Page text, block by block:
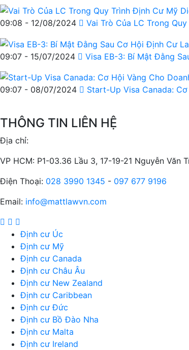
09:08 - 12/08/2024 Vai Trò Của LC Trong
09:07 - 15/07/2024 Visa EB-3: Bí Mật Đằng
09:07 - 08/07/2024 Start-Up Visa Canada:
THÔNG TIN LIÊN HỆ
Địa chỉ:
VP HCM: P1-03.36 Lầu 3, 17-19-21 Nguyễn Văn
Điện Thoại: 028 3990 1345 - 097 677 9196
Email: info@mattlawvn.com
Định cư Úc
Định cư Mỹ
Định cư Canada
Định cư Châu Âu
Định cư New Zealand
Định cư Caribbean
Định cư Đức
Định cư Bồ Đào Nha
Định cư Malta
Định cư Ireland